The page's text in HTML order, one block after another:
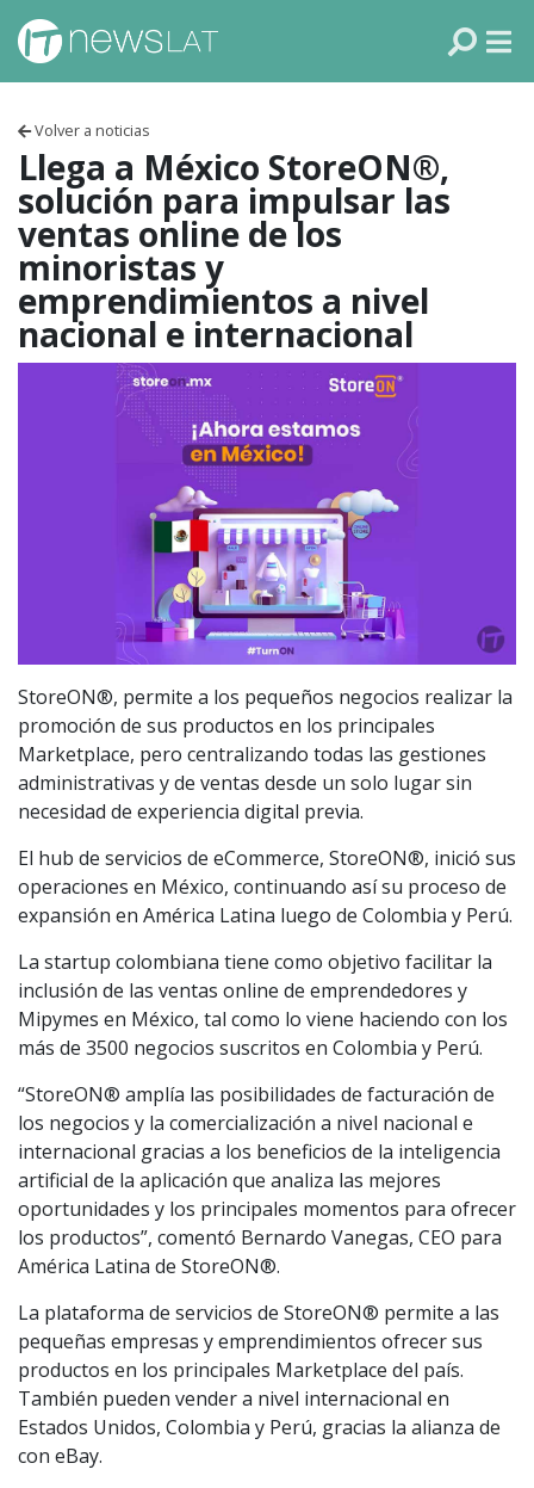
Skip to content
Volver a noticias
Llega a México StoreON®,
solución para impulsar las
ventas online de los
minoristas y
emprendimientos a nivel
nacional e internacional
StoreON®, permite a los pequeños negocios realizar la
promoción de sus productos en los principales
Marketplace, pero centralizando todas las gestiones
administrativas y de ventas desde un solo lugar sin
necesidad de experiencia digital previa.
El hub de servicios de eCommerce, StoreON®, inició sus
operaciones en México, continuando así su proceso de
expansión en América Latina luego de Colombia y Perú.
La startup colombiana tiene como objetivo facilitar la
inclusión de las ventas online de emprendedores y
Mipymes en México, tal como lo viene haciendo con los
más de 3500 negocios suscritos en Colombia y Perú.
“StoreON® amplía las posibilidades de facturación de
los negocios y la comercialización a nivel nacional e
internacional gracias a los beneficios de la inteligencia
artificial de la aplicación que analiza las mejores
oportunidades y los principales momentos para ofrecer
los productos”, comentó Bernardo Vanegas, CEO para
América Latina de StoreON®.
La plataforma de servicios de StoreON® permite a las
pequeñas empresas y emprendimientos ofrecer sus
productos en los principales Marketplace del país.
También pueden vender a nivel internacional en
Estados Unidos, Colombia y Perú, gracias la alianza de
con eBay.
VENEZUELA
ECUADOR
CHILE
ARGENTINA
MÉXICO